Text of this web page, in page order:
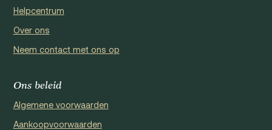
Helpcentrum
Over ons
Neem contact met ons op
Ons beleid
Algemene voorwaarden
Aankoopvoorwaarden